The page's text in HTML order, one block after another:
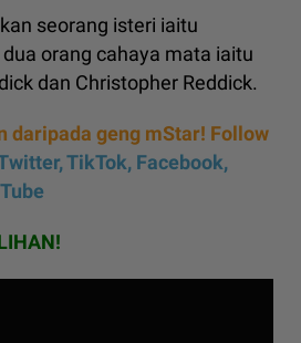
seorang isteri iaitu
orang cahaya mata iaitu
dan Christopher Reddick.
daripada geng mStar! Follow
TikTok, Facebook,